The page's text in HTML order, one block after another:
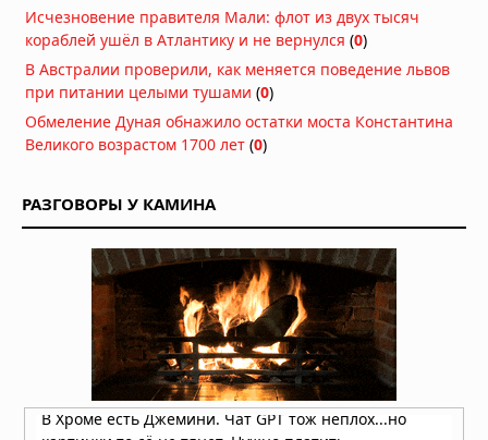
Нидерланды исчерпали все
средства борьбы с засухой
07.08.2026 в 09:06
Затонувшие нацистские корабли
стали видны в Дунае из-за
рекордного падения уровня воды
Вулкан Фуэго в Гватемале:
извержение заставило власти
объявить оранжевый уровень
опасности
04.08.2026 в 11:33
Землетрясение магнитудой 5,5 у
берегов Египта: толчки ощущались
в Каире
03.08.2026 в 06:38
Супертайфун «Дельфин»: пятый
Исчезновение правителя Мали: флот из двух тысяч
кораблей ушёл в Атлантику и не вернулся (0)
В Австралии проверили, как меняется поведение львов
при питании целыми тушами (0)
Обмеление Дуная обнажило остатки моста Константина
Великого возрастом 1700 лет (0)
РАЗГОВОРЫ У КАМИНА